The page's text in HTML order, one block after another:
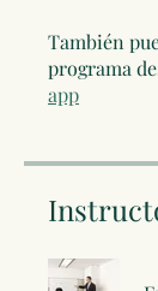
También
programa
app